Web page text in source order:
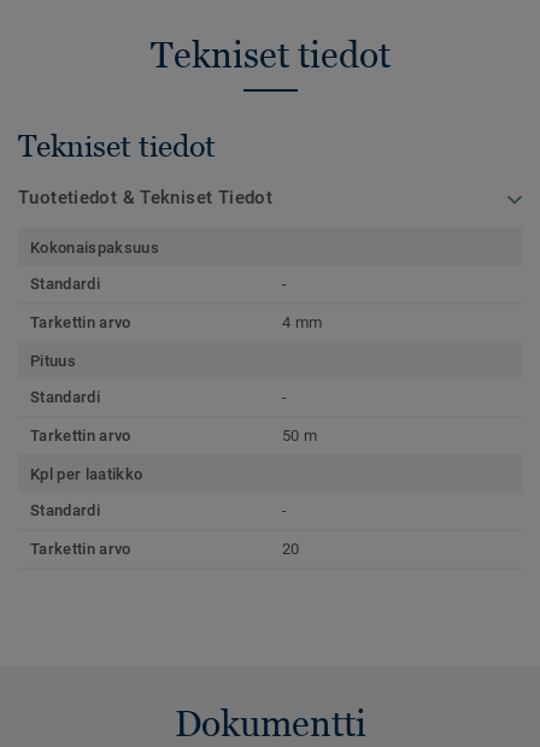
Tekniset tiedot
Tekniset tiedot
Tuotetiedot & Tekniset Tiedot
Kokonaispaksuus
Standardi
-
Tarkettin arvo 4 mm
Pituus
Standardi
-
Tarkettin arvo 50 m
Kpl per laatikko
Standardi
-
Tarkettin arvo 20
Dokumentti